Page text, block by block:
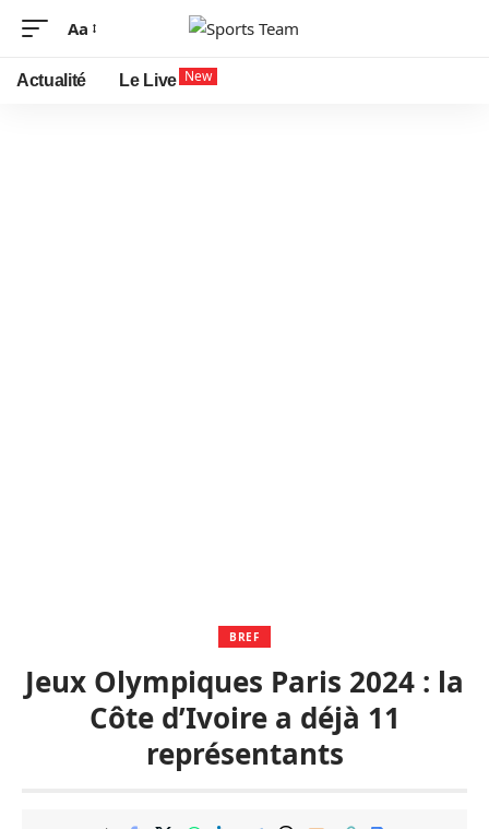
Aa
Actualité Le Live New
BREF
Jeux Olympiques Paris 2024 : la
Côte d’Ivoire a déjà 11
représentants